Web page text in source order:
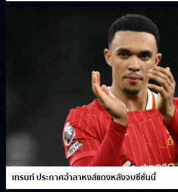
เทรนท์ ประกาศอำลาหงส์แดงหลังจบซีซั่นนี้